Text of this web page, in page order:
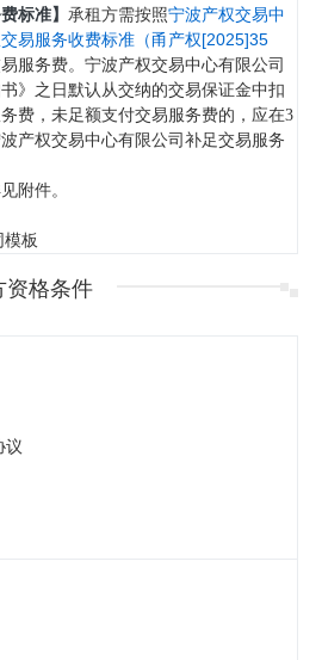
标准】 承租方需按照宁波产权交易中
易服务收费标准（甬产权[2025]35
服务费。宁波产权交易中心有限公司
》之日默认从交纳的交易保证金中扣
费，未足额支付交易服务费的，应在3
产权交易中心有限公司补足交易服务
附件。
模板
资格条件
议